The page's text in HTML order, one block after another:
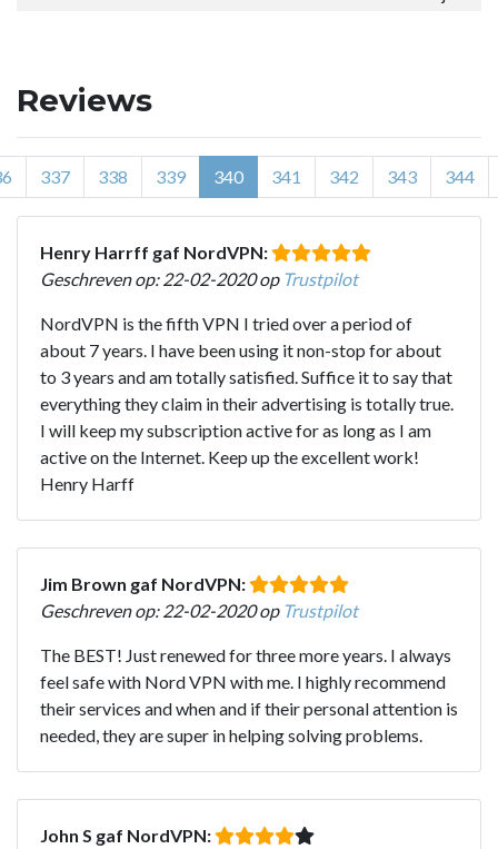
Reviews
337 338 339 340 341 342 343 344
Henry Harrff gaf NordVPN:
Geschreven op: 22-02-2020 op Trustpilot
NordVPN is the fifth VPN I tried over a period of
about 7 years. I have been using it non-stop for about
to 3 years and am totally satisfied. Suffice it to say that
everything they claim in their advertising is totally true.
I will keep my subscription active for as long as I am
active on the Internet. Keep up the excellent work!
Henry Harff
Jim Brown gaf NordVPN:
Geschreven op: 22-02-2020 op Trustpilot
The BEST! Just renewed for three more years. I always
feel safe with Nord VPN with me. I highly recommend
their services and when and if their personal attention is
needed, they are super in helping solving problems.
John S gaf NordVPN: